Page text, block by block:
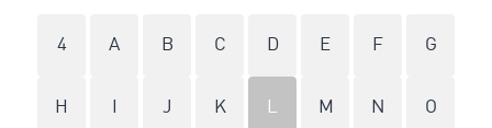
4 A B C D E F G
H J K L M N O